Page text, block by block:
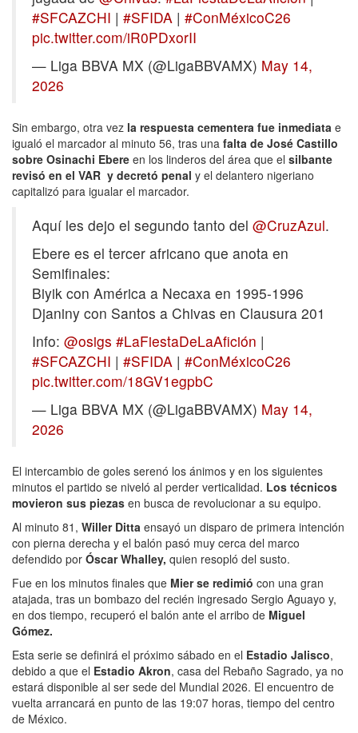
#SFCAZCHI | #SFIDA | #ConMéxicoC26
pic.twitter.com/iR0PDxorII
— Liga BBVA MX (@LigaBBVAMX) May 14,
2026
Sin embargo, otra vez la respuesta cementera fue inmediata e
igualó el marcador al minuto 56, tras una falta de José Castillo
sobre Osinachi Ebere en los linderos del área que el silbante
revisó en el VAR y decretó penal y el delantero nigeriano
capitalizó para igualar el marcador.
Aquí les dejo el segundo tanto del @CruzAzul.
Ebere es el tercer africano que anota en
Semifinales:
Biyik con América a Necaxa en 1995-1996
Djaniny con Santos a Chivas en Clausura 201
Info: @osigs #LaFiestaDeLaAfición |
#SFCAZCHI | #SFIDA | #ConMéxicoC26
pic.twitter.com/18GV1egpbC
— Liga BBVA MX (@LigaBBVAMX) May 14,
2026
El intercambio de goles serenó los ánimos y en los siguientes
minutos el partido se niveló al perder verticalidad. Los técnicos
movieron sus piezas en busca de revolucionar a su equipo.
Al minuto 81, Willer Ditta ensayó un disparo de primera intención
con pierna derecha y el balón pasó muy cerca del marco
defendido por Óscar Whalley, quien resopló del susto.
Fue en los minutos finales que Mier se redimió con una gran
atajada, tras un bombazo del recién ingresado Sergio Aguayo y,
en dos tiempo, recuperó el balón ante el arribo de Miguel
Gómez.
Esta serie se definirá el próximo sábado en el Estadio Jalisco,
debido a que el Estadio Akron, casa del Rebaño Sagrado, ya no
estará disponible al ser sede del Mundial 2026. El encuentro de
vuelta arrancará en punto de las 19:07 horas, tiempo del centro
de México.